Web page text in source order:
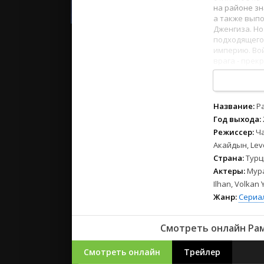
2022
2021
на районе
а также
Дженгиза.
империю.
12345 678
Название:
Год выхода:
Режиссер:
Акайдын,
Страна:
Актеры:
Ilhan, Volkan
Жанр:
Смотреть онлайн
Смотреть онлайн Трейлер